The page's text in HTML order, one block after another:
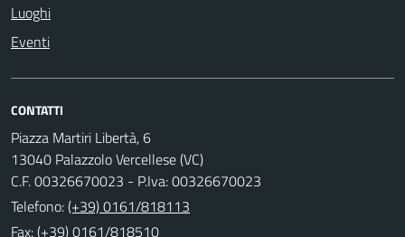
Luoghi
Eventi
CONTATTI
Piazza Martiri Libertà, 6
13040 Palazzolo Vercellese (VC)
C.F. 00326670023 - P.Iva: 00326670023
Telefono:(+39) 0161/818113
Fax: (+39) 0161/818510